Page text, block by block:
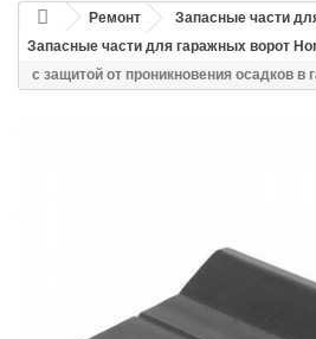
Ремонт
Запасные части
Запасные части для гаражных ворот
с защитой от проникновения осадков в